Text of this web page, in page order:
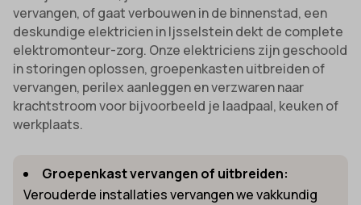
vervangen, of gaat verbouwen in de binnenstad, een
deskundige elektricien in Ijsselstein dekt de complete
elektromonteur-zorg. Onze elektriciens zijn geschoold
in storingen oplossen, groepenkasten uitbreiden of
vervangen, perilex aanleggen en verzwaren naar
krachtstroom voor bijvoorbeeld je laadpaal, keuken of
werkplaats.
Groepenkast vervangen of uitbreiden:
Verouderde installaties vervangen we vakkundig